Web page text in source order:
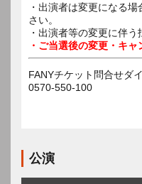
・出演者は変更になる
さい。
・出演者等の変更に伴う
・ご当選後の変更・キャ
FANYチケット問合せダ
0570-550-100
公演